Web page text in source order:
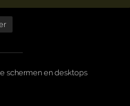
schermen en desktops